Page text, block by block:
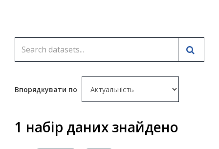
Впорядкувати по
1 набір даних знайдено